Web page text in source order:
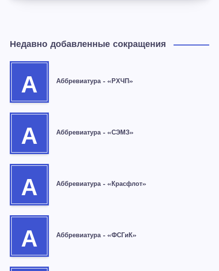
Недавно добавленные сокращения
А Аббревиатура – «РХЧП»
А Аббревиатура – «СЭМЗ»
А Аббревиатура – «Красфлот»
А Аббревиатура – «ФСГиК»